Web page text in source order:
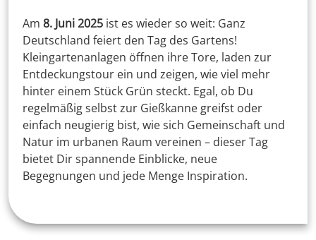
Am 8. Juni 2025 ist es wieder so weit: Ganz
Deutschland feiert den Tag des Gartens!
Kleingartenanlagen öffnen ihre Tore, laden zur
Entdeckungstour ein und zeigen, wie viel mehr
hinter einem Stück Grün steckt. Egal, ob Du
regelmäßig selbst zur Gießkanne greifst oder
einfach neugierig bist, wie sich Gemeinschaft und
Natur im urbanen Raum vereinen – dieser Tag
bietet Dir spannende Einblicke, neue
Begegnungen und jede Menge Inspiration.